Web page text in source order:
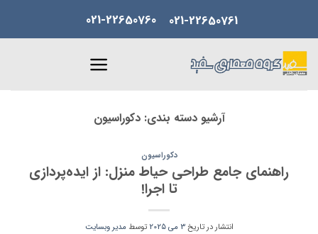
content
021-22650760 021-22650761
آرشیو دسته بندی:دکوراسیون
دکوراسیون
راهنمای جامع طراحی حیاط منزل: از ایده‌پردازی
تا اجرا!
انتشار در تاریخ3 می 2025 توسط مدیر وبسایت